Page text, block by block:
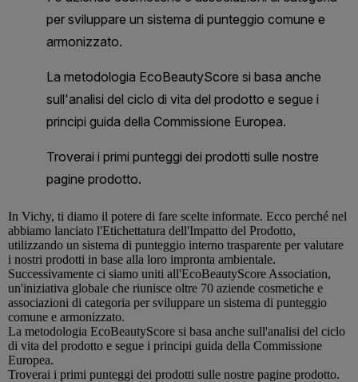
In Vichy, ti diamo il potere di fare scelte informate. Ecco perché nel
abbiamo lanciato l'Etichettatura dell'Impatto del Prodotto,
utilizzando un sistema di punteggio interno trasparente per valutare
i nostri prodotti in base alla loro impronta ambientale.
Successivamente ci siamo uniti all'EcoBeautyScore Association,
un'iniziativa globale che riunisce oltre 70 aziende cosmetiche e
associazioni di categoria per sviluppare un sistema di punteggio
comune e armonizzato.
La metodologia EcoBeautyScore si basa anche sull'analisi del ciclo
di vita del prodotto e segue i principi guida della Commissione
Europea.
Troverai i primi punteggi dei prodotti sulle nostre pagine prodotto.